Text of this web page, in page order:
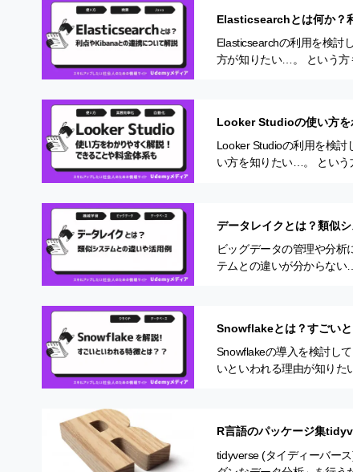
Elasticsearchとは何か？
Elasticsearchの利用を検討
方が知りたい…。 という方
Looker Studioの使い方を
Looker Studioの利用を検
い方を知りたい…。 という
データレイクとは？類似
ビッグデータの管理や分析
テムとの違いが分からな
Snowflakeとは？すごいと
Snowflakeの導入を検討し
いといわれる理由が知り
R言語のパッケージ集
tidyverse (タイディーバー